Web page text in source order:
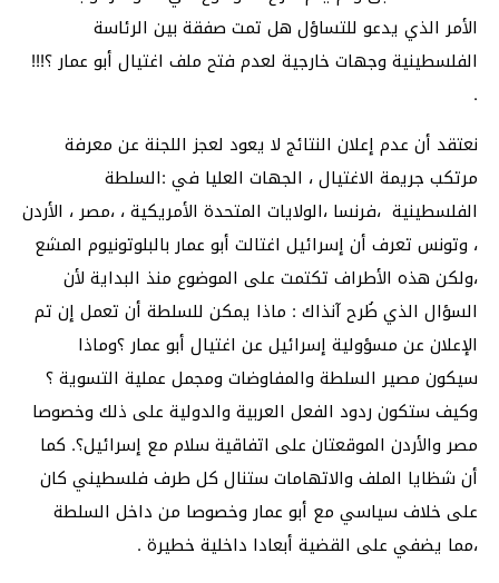
الأمر الذي يدعو للتساؤل هل تمت صفقة بين الرئاسة
الفلسطينية وجهات خارجية لعدم فتح ملف اغتيال أبو عمار ؟!!!
.
نعتقد أن عدم إعلان النتائج لا يعود لعجز اللجنة عن معرفة
مرتكب جريمة الاغتيال ، الجهات العليا في :السلطة
الفلسطينية ،فرنسا ،الولايات المتحدة الأمريكية ، ،مصر ، الأردن
، وتونس تعرف أن إسرائيل اغتالت أبو عمار بالبلوتونيوم المشع
،ولكن هذه الأطراف تكتمت على الموضوع منذ البداية لأن
السؤال الذي طُرح آنذاك : ماذا يمكن للسلطة أن تعمل إن تم
الإعلان عن مسؤولية إسرائيل عن اغتيال أبو عمار ؟وماذا
سيكون مصير السلطة والمفاوضات ومجمل عملية التسوية ؟
وكيف ستكون ردود الفعل العربية والدولية على ذلك وخصوصا
مصر والأردن الموقعتان على اتفاقية سلام مع إسرائيل؟. كما
أن شظايا الملف والاتهامات ستنال كل طرف فلسطيني كان
على خلاف سياسي مع أبو عمار وخصوصا من داخل السلطة
،مما يضفي على القضية أبعادا داخلية خطيرة .